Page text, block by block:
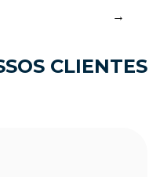
CLIENTES